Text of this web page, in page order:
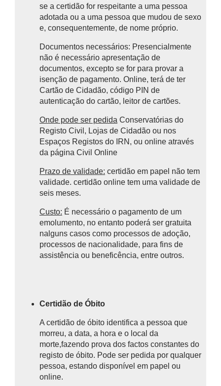
se a certidão for respeitante a uma pessoa
adotada ou a uma pessoa que mudou de sexo
e, consequentemente, de nome próprio.
Documentos necessários: Presencialmente
não é necessário apresentação de
documentos, excepto se for para provar a
isenção de pagamento. Online, terá de ter
Cartão de Cidadão, código PIN de
autenticação do cartão, leitor de cartões.
Onde pode ser pedida Conservatórias do
Registo Civil, Lojas de Cidadão ou nos
Espaços Registos do IRN, ou online através
da página Civil Online
Prazo de validade: certidão em papel não tem
validade. certidão online tem uma validade de
seis meses.
Custo: É necessário o pagamento de um
emolumento, no entanto poderá ser gratuita
nalguns casos como processos de adoção,
processos de nacionalidade, para fins de
assistência ou beneficência, entre outros.
Certidão de Óbito
A certidão de óbito identifica a pessoa que
morreu, a data, a hora e o local da
morte,fazendo prova dos factos constantes do
registo de óbito. Pode ser pedida por qualquer
pessoa, estando disponível em papel ou
online.